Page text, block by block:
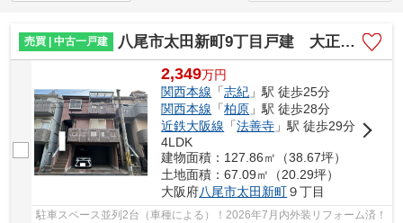
売買 | 中古一戸建 八尾市太田新町9丁目戸建 大正小学校区 JR志紀駅
2,349万円
関西本線 「志紀 」駅 徒歩25分
関西本線 「柏原 」駅 徒歩28分
近鉄大阪線 「法善寺 」駅 徒歩29分
4LDK
建物面積：127.86㎡（38.67坪）
土地面積：67.09㎡（20.29坪）
大阪府八尾市太田新町９丁目
駐車スペース並列2台（車種による）！2026年7月内外装リフォーム済！